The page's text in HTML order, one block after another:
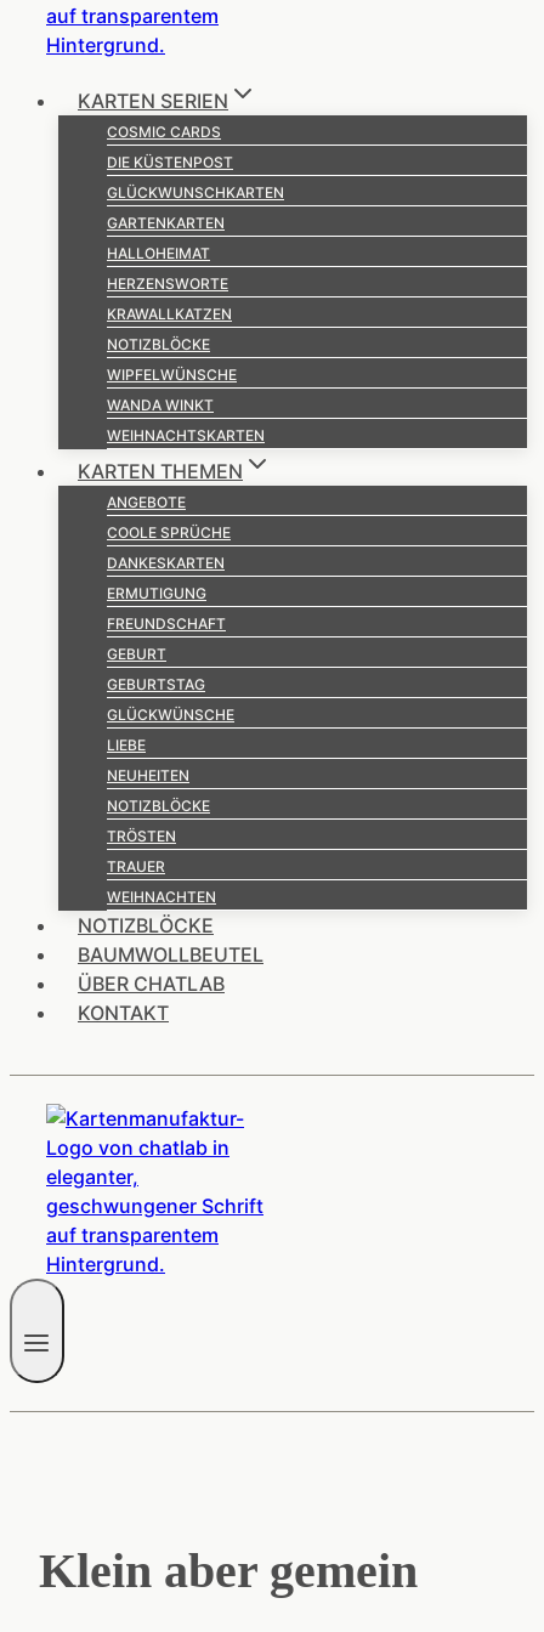
KARTEN SERIEN
COSMIC CARDS
DIE KÜSTENPOST
GLÜCKWUNSCHKARTEN
GARTENKARTEN
HALLOHEIMAT
HERZENSWORTE
KRAWALLKATZEN
NOTIZBLÖCKE
WIPFELWÜNSCHE
WANDA WINKT
WEIHNACHTSKARTEN
KARTEN THEMEN
ANGEBOTE
COOLE SPRÜCHE
DANKESKARTEN
ERMUTIGUNG
FREUNDSCHAFT
GEBURT
GEBURTSTAG
GLÜCKWÜNSCHE
LIEBE
NEUHEITEN
NOTIZBLÖCKE
TRÖSTEN
TRAUER
WEIHNACHTEN
NOTIZBLÖCKE
BAUMWOLLBEUTEL
ÜBER CHATLAB
KONTAKT
Klein aber gemein